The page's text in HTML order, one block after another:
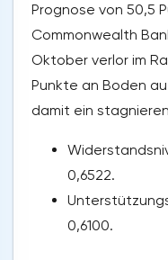
Prognose von 50,5
Commonwealth
Oktober verlor im
Punkte an Boden
damit ein
0,6522.
0,6100.